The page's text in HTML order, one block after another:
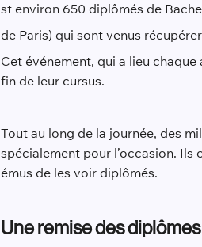
st environ 650 diplômés de
de Paris) qui sont venus
Cet événement, qui a lieu
fin de leur cursus.
Tout au long de la journée, des
spécialement pour l’occasion.
émus de les voir diplômés.
Une remise des